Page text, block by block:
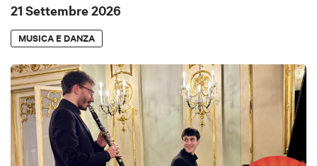
21 Settembre 2026
MUSICA E DANZA